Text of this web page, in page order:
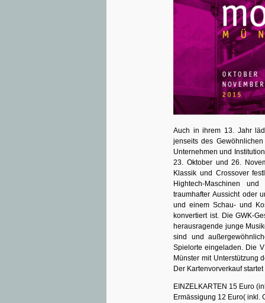
Auch in ihrem 13. Jahr
jenseits des
Unternehmen und
23. Oktober und 26.
Klassik und Crossover
Hightech-Maschinen
traumhafter Aussicht oder
und einem Schau- und
konvertiert ist. Die GWK-
herausragende junge
sind und
Spielorte eingeladen. Die
Münster mit Unterstützung
Der Kartenvorverkauf
EINZELKARTEN 15 Euro
Ermässigung 12 Euro( inkl.